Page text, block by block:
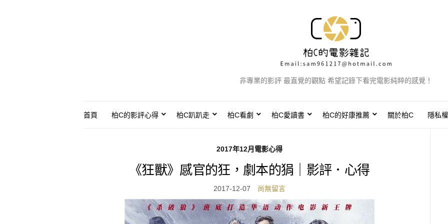
非專業的影評 最直覺的觀點 希望記錄下看完電影純粹的感覺！
首頁 柏C的影評心得 柏C趴趴走 柏C看劇 柏C愛讀書 柏C的好康推薦 關於柏C 隱私
2017年12月電影心得
《狂獸》感官的狂，劇本的狷｜影評．心得
2017-12-07 尚無留言